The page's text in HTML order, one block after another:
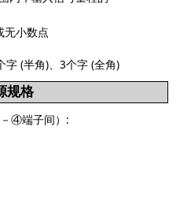
无小数点
字 (半角)、3个字 (全角)
规格
④端子间）: